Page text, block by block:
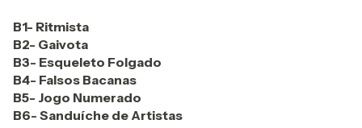
B1- Ritmista
B2- Gaivota
B3- Esqueleto Folgado
B4- Falsos Bacanas
B5- Jogo Numerado
B6- Sanduíche de Artistas